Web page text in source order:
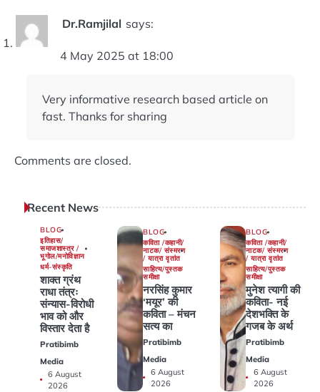
Dr.Ramjilal says:
4 May 2025 at 18:00
Very informative research based article on
fast. Thanks for sharing
Comments are closed.
Recent News
BLOG
इतिहास/
समाजशास्त्र /
भूगोल/मनोविज्ञान
धर्म-संस्कृति
शाक्त ग्रंथ
राधा तंत्रः
संन्यास-विरोधी
भाव को और
विस्तार देता है
Pratibimb
Media
6 August
2026
BLOG
कविता /कहानी/
नाटक/ संस्मरण
/ यात्रा वृतांत
साहित्य/पुस्तक
समीक्षा
नरसिंह कुमार
‘मयूर’ की
कविता – मंचन
सत्य का
Pratibimb
Media
6 August
2026
BLOG
कविता /कहानी/
नाटक/ संस्मरण
/ यात्रा वृतांत
साहित्य/पुस्तक
समीक्षा
मुनेश त्यागी की
कविता- नई
देशभक्ति के
गजब के अर्थ
Pratibimb
Media
6 August
2026